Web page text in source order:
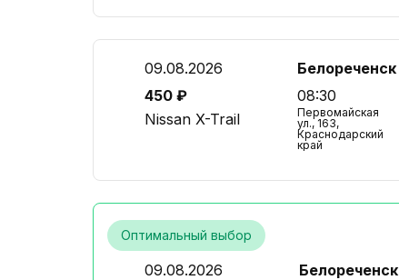
09.08.2026
450 ₽
Nissan X-Trail
Белореченск
08:30
Первомайская
ул., 163,
Краснодарский
край
Оптимальный выбор
09.08.2026
Белореченск